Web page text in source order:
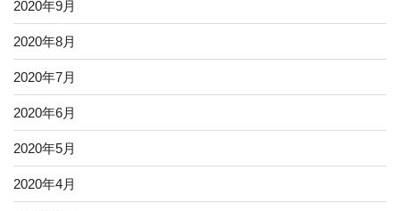
2020年9月
2020年8月
2020年7月
2020年6月
2020年5月
2020年4月